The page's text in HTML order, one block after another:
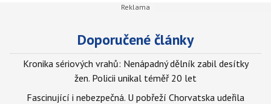
Doporučené články
Kronika sériových vrahů: Nenápadný dělník zabil desítky
žen. Policii unikal téměř 20 let
Fascinující i nebezpečná. U pobřeží Chorvatska udeřila